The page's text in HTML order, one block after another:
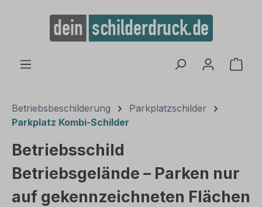
springen
Betriebsbeschilderung
Parkplatzschilder
Parkplatz Kombi-Schilder
Betriebsschild
Betriebsgelände – Parken nur
auf gekennzeichneten Flächen